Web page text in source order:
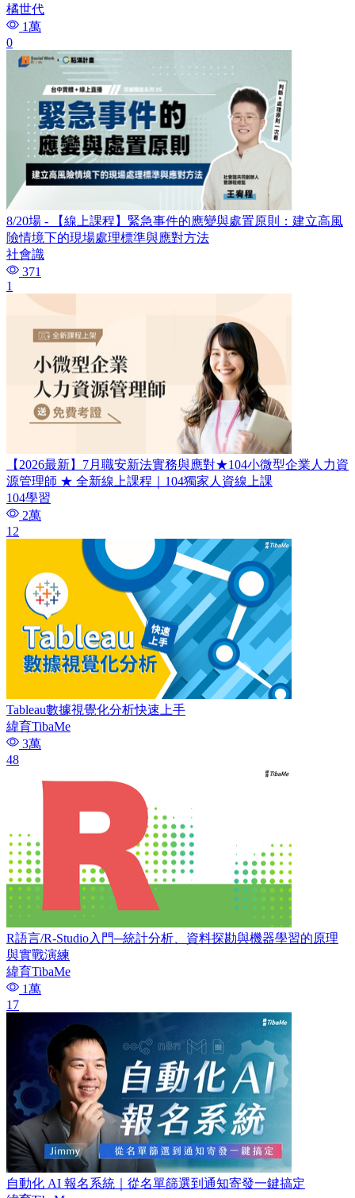
橘世代
1萬
0
8/20場 - 【線上課程】緊急事件的應變與處置原則：建立高風
險情境下的現場處理標準與應對方法
社會識
371
1
【2026最新】7月職安新法實務與應對★104小微型企業人力資
源管理師​ ★ 全新線上課程｜104獨家人資線上課
104學習
2萬
12
Tableau數據視覺化分析快速上手
緯育TibaMe
3萬
48
R語言/R-Studio入門─統計分析、資料探勘與機器學習的原理
與實戰演練
緯育TibaMe
1萬
17
自動化 AI 報名系統｜從名單篩選到通知寄發一鍵搞定